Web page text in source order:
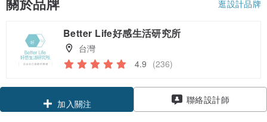
逛設計品牌
Better Life好感生活研究所
台灣
4.9 (236)
領優惠券
加入關注 聯絡設計師